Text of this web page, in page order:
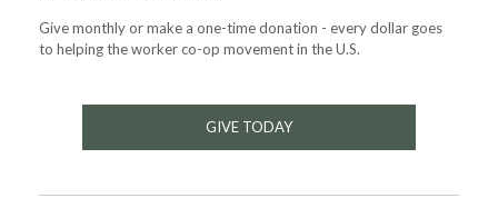
Give monthly or make a one-time donation - every dollar goes
to helping the worker co-op movement in the U.S.
GIVE TODAY